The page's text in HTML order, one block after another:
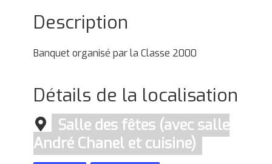
Description
Banquet organisé par la Classe 2000
Détails de la localisation
Salle des fêtes (avec salle
André Chanel et cuisine)